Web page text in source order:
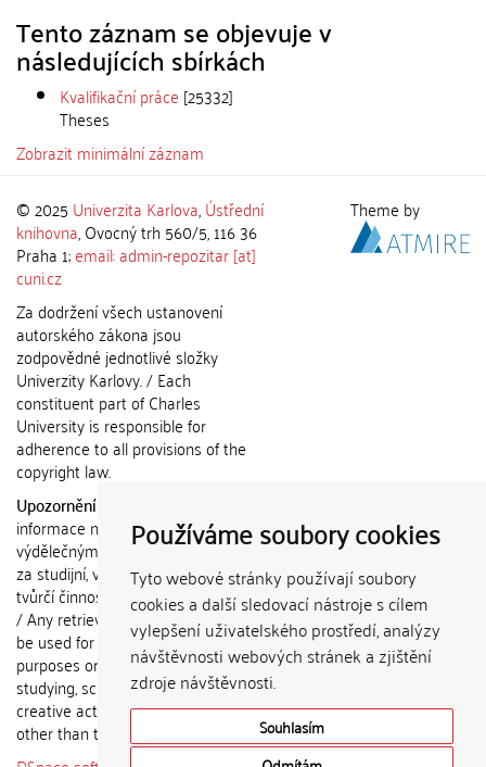
Používáme soubory cookies
Tyto webové stránky používají soubory
cookies a další sledovací nástroje s cílem
vylepšení uživatelského prostředí, analýzy
návštěvnosti webových stránek a zjištění
zdroje návštěvnosti.
Souhlasím
Tento záznam se objevuje v
následujících sbírkách
Kvalifikační práce [25332]
Theses
Zobrazit minimální záznam
© 2025 Univerzita Karlova,Ústřední
knihovna, Ovocný trh 560/5, 116 36
Praha 1;email: admin-repozitar [at]
cuni.cz
Za dodržení všech ustanovení
autorského zákona jsou
zodpovědné jednotlivé složky
Univerzity Karlovy. / Each
constituent part of Charles
University is responsible for
adherence to all provisions of the
copyright law.
Upozornění / Notice:
informace nemohou být použity k
výdělečným účelům nebo vydávány
za studijní, vědeckou nebo jinou
tvůrčí činnost jiné osoby než autora.
/ Any retrieved information shall not
be used for any commercial
purposes or claimed as results of
studying, scientific or any other
creative activities of any person
other than the author.
Theme by